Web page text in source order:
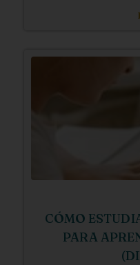
CÓMO
PARA